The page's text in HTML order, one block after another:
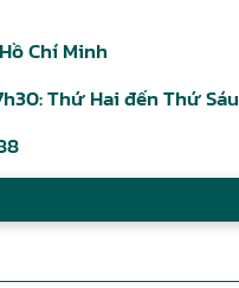
Chí Minh
Thứ Hai đến Thứ Sáu